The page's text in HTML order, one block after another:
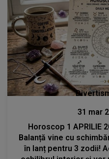
31 mar
Horoscop 1 APRILIE
Balanță vine cu
în lanț pentru 3 zodii!